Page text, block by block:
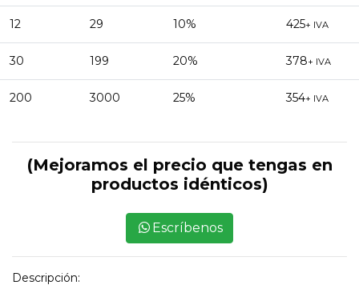
12 29 10% 425+ IVA
30 199 20% 378+ IVA
200 3000 25% 354+ IVA
(Mejoramos el precio que tengas en
productos idénticos)
Escríbenos
Descripción: